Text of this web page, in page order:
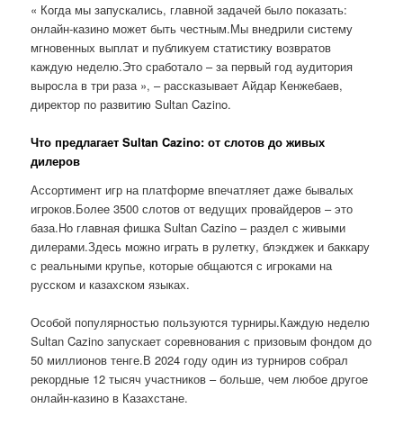
« Когда мы запускались, главной задачей было показать:
онлайн-казино может быть честным.Мы внедрили систему
мгновенных выплат и публикуем статистику возвратов
каждую неделю.Это сработало – за первый год аудитория
выросла в три раза », – рассказывает Айдар Кенжебаев,
директор по развитию Sultan Cazino.
Что предлагает Sultan Cazino: от слотов до живых
дилеров
Ассортимент игр на платформе впечатляет даже бывалых
игроков.Более 3500 слотов от ведущих провайдеров – это
база.Но главная фишка Sultan Cazino – раздел с живыми
дилерами.Здесь можно играть в рулетку, блэкджек и баккару
с реальными крупье, которые общаются с игроками на
русском и казахском языках.
Особой популярностью пользуются турниры.Каждую неделю
Sultan Cazino запускает соревнования с призовым фондом до
50 миллионов тенге.В 2024 году один из турниров собрал
рекордные 12 тысяч участников – больше, чем любое другое
онлайн-казино в Казахстане.